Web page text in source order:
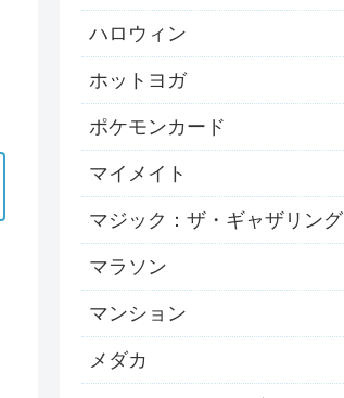
ハロウィン
ホットヨガ
ポケモンカード
マイメイト
マジック：ザ・ギャザリング
マラソン
マンション
メダカ